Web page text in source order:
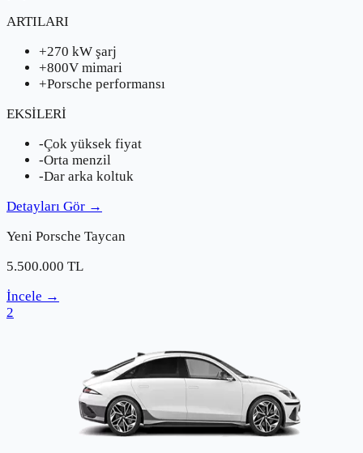
ARTILARI
+270 kW şarj
+800V mimari
+Porsche performansı
EKSİLERİ
-Çok yüksek fiyat
-Orta menzil
-Dar arka koltuk
Detayları Gör →
Yeni Porsche Taycan
5.500.000 TL
İncele →
2